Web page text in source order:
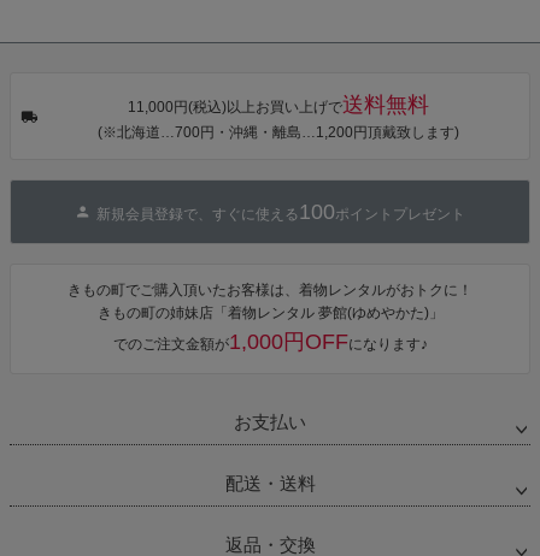
11,000円(税込)以上お買い上げで送料無料
(※北海道…700円・沖縄・離島…1,200円頂戴致します)
新規会員登録で、すぐに使える 100ポイントプレゼント
きもの町でご購入頂いたお客様は、着物レンタルがおトクに！
きもの町の姉妹店「着物レンタル 夢館(ゆめやかた)」
でのご注文金額が1,000円OFFになります♪
お支払い
配送・送料
返品・交換